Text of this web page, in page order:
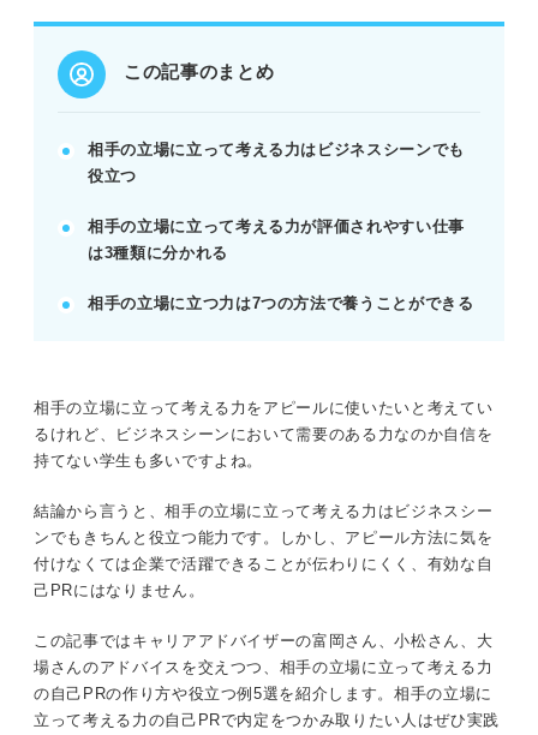
相手の立場に立つ人の特徴と力を養う方法
優しさ、多角的な視点、観察力などが特徴。
想像力を鍛え、相手の意図を汲み取る練習を。
POINT：日々のコミュニケーションで意識的に実践
し、能力を向上させよう。
記事の該当箇所を見る
相手の立場に立って考える力はありきたり？
差別化のコツを押さえてアピールしよう
つ3つの理由
相手の立場に立って考えられる人の特徴
と併せてご確認ください。
この記事のまとめ
相手の立場に立って考える力はビジネスシーンでも
役立つ
相手の立場に立って考える力が評価されやすい仕事
は3種類に分かれる
相手の立場に立つ力は7つの方法で養うことができる
相手の立場に立って考える力をアピールに使いたいと考えてい
るけれど、ビジネスシーンにおいて需要のある力なのか自信を
持てない学生も多いですよね。
結論から言うと、相手の立場に立って考える力はビジネスシー
ンでもきちんと役立つ能力です。しかし、アピール方法に気を
付けなくては企業で活躍できることが伝わりにくく、有効な自
己PRにはなりません。
この記事ではキャリアアドバイザーの富岡さん、小松さん、大
場さんのアドバイスを交えつつ、相手の立場に立って考える力
の自己PRの作り方や役立つ例5選を紹介します。相手の立場に
立って考える力の自己PRで内定をつかみ取りたい人はぜひ実践